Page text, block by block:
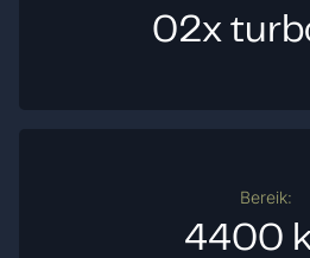
02x
Bereik:
4400